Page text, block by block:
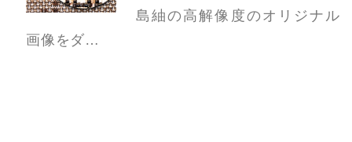
島紬の高解像度のオリジナル
画像をダ…